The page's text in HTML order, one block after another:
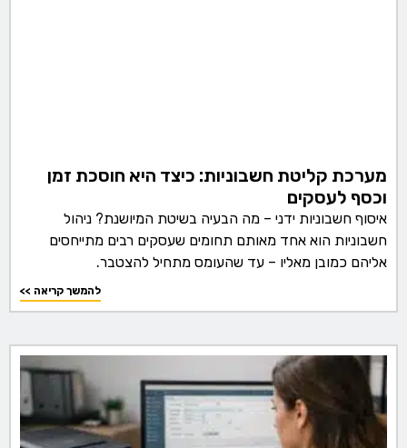
מערכת קליטת חשבוניות: כיצד היא חוסכת זמן
וכסף לעסקים
איסוף חשבוניות ידני – מה הבעיה בשיטת המיושנת? ניהול
חשבוניות הוא אחד מאותם תחומים שעסקים רבים מתייחסים
אליהם כמובן מאליו – עד שהעומס מתחיל להצטבר.
<< להמשך קריאה